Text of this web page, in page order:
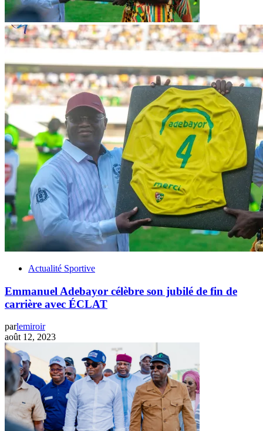
Actualité Sportive
Emmanuel Adebayor célèbre son jubilé de fin de
carrière avec ÉCLAT
parlemiroir
août 12, 2023